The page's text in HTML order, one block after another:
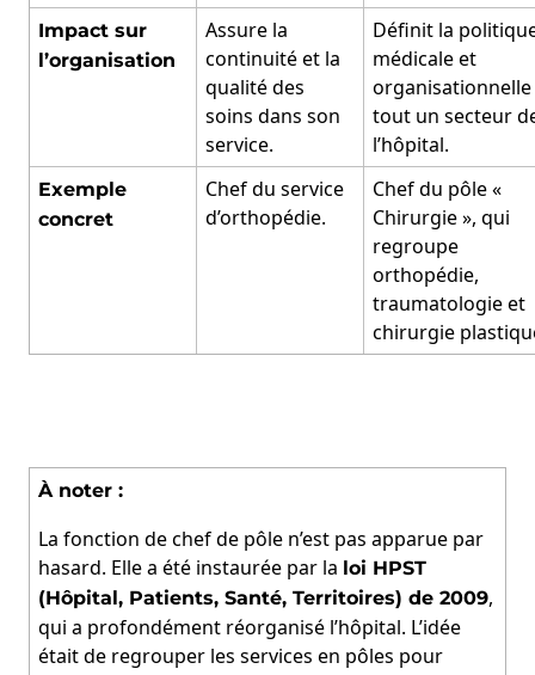
Impact sur
l’organisation
Assure la
continuité et la
qualité des
soins dans son
service.
Définit la
médicale et
organisationnelle
tout un secteur
l’hôpital.
Exemple
concret
Chef du service
d’orthopédie.
Chef du pôle «
Chirurgie », qui
regroupe
orthopédie,
traumatologie et
chirurgie
À noter :
La fonction de chef de pôle n’est pas apparue par
hasard. Elle a été instaurée par la loi HPST
(Hôpital, Patients, Santé, Territoires) de 2009,
qui a profondément réorganisé l’hôpital. L’idée
était de regrouper les services en pôles pour